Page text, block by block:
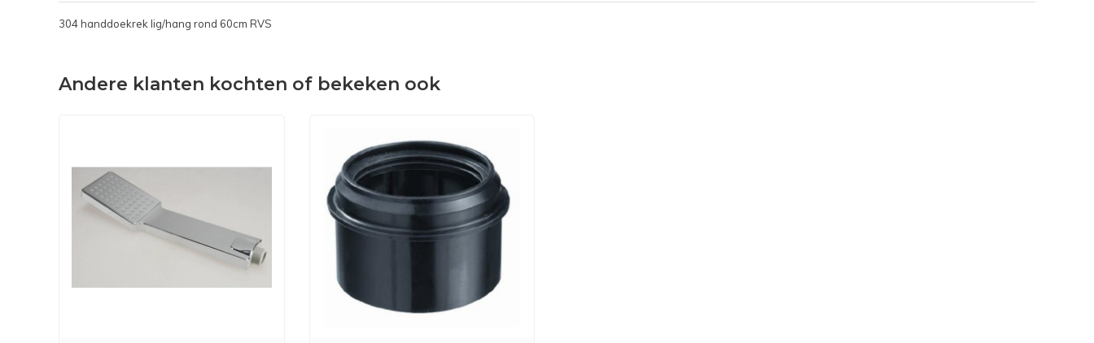
304 handdoekrek lig/hang rond 60cm RVS
Andere klanten kochten of bekeken ook